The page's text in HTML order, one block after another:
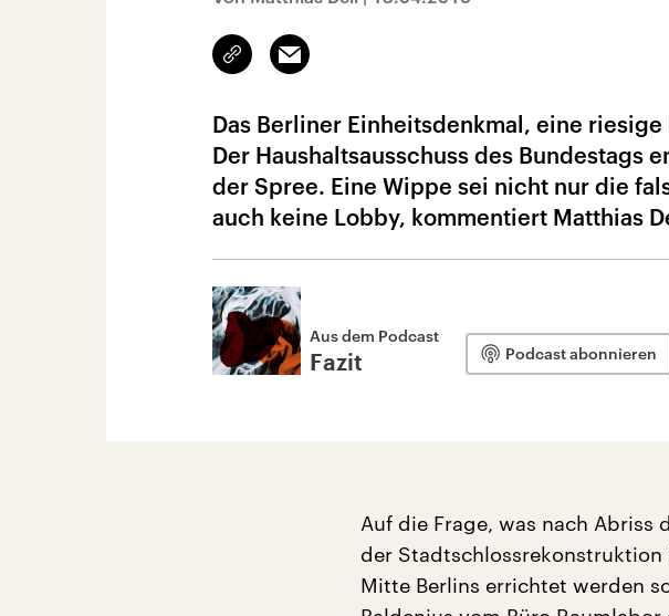
Link
kopieren/teilen
Email
Das Berliner Einheitsdenkmal, eine
Der Haushaltsausschuss des Bundestags
der Spree. Eine Wippe sei nicht nur die
auch keine Lobby, kommentiert Matthias
Aus dem Podcast
Fazit Podcast abonnieren
Auf die Frage, was nach Abriss
der Stadtschlossrekonstruktion
Mitte Berlins errichtet werden